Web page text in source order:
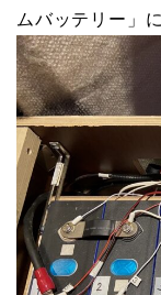
ムバッテリー」